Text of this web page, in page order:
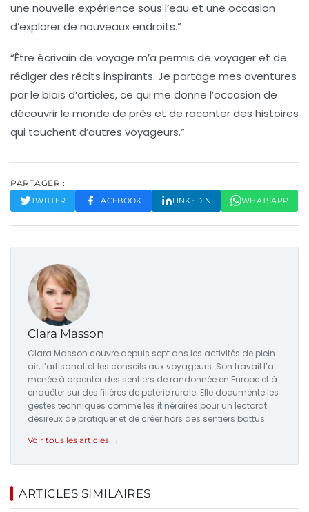
une nouvelle expérience sous l’eau et une occasion
d’explorer de nouveaux endroits.”
“Être écrivain de voyage m’a permis de voyager et de
rédiger des récits inspirants. Je partage mes aventures
par le biais d’articles, ce qui me donne l’occasion de
découvrir le monde de près et de raconter des histoires
qui touchent d’autres voyageurs.”
PARTAGER :
TWITTER FACEBOOK LINKEDIN WHATSAPP
Clara Masson
Clara Masson couvre depuis sept ans les activités de plein
air, l’artisanat et les conseils aux voyageurs. Son travail l’a
menée à arpenter des sentiers de randonnée en Europe et à
enquêter sur des filières de poterie rurale. Elle documente les
gestes techniques comme les itinéraires pour un lectorat
désireux de pratiquer et de créer hors des sentiers battus.
Voir tous les articles →
ARTICLES SIMILAIRES